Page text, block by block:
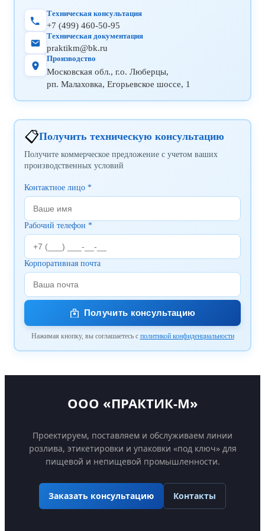
Техническая консультация
+7 (499) 460-50-95
Техническая документация
praktikm@bk.ru
Производство
Московская обл., г.о. Люберцы,
рп. Малаховка, Егорьевское шоссе, 1
📋Получить техническую консультацию
Получите коммерческое предложение с учетом ваших
производственных условий
Контактное лицо *
Рабочий телефон *
Корпоративная почта
Получить консультацию
Нажимая кнопку, вы соглашаетесь с политикой конфиденциальности
ООО «ПРАКТИК-М»
Проектируем, поставляем и обслуживаем линии
розлива, этикетировки и упаковки «под ключ» для
пищевой и непищевой промышленности.
Заказать консультацию Контакты